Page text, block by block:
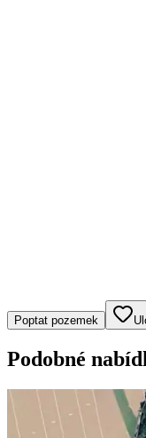
Klepněte nebo klikněte
Poptat pozemek
Podobné